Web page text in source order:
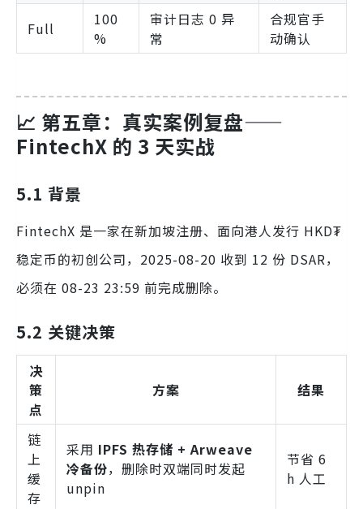
Full
100
%
审计日志 0 异
常
合规官手
动确认
📈 第五章：真实案例复盘——
FintechX 的 3 天实战
5.1 背景
FintechX 是一家在新加坡注册、面向港人发行 HKD₮
稳定币的初创公司，2025-08-20 收到 12 份 DSAR，
必须在 08-23 23:59 前完成删除。
5.2 关键决策
决
策
点
方案 结果
链
上
缓
存
采用 IPFS 热存储 + Arweave
冷备份，删除时双端同时发起
unpin
节省 6
h 人工